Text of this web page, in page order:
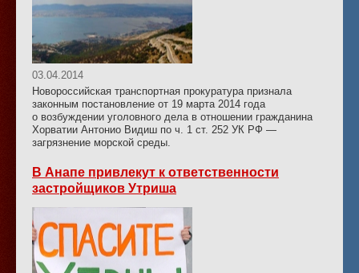
03.04.2014
Новороссийская транспортная прокуратура признала
законным постановление от 19 марта 2014 года
о возбуждении уголовного дела в отношении гражданина
Хорватии Антонио Видиш по ч. 1 ст. 252 УК РФ —
загрязнение морской среды.
В Анапе привлекут к ответственности
застройщиков Утриша